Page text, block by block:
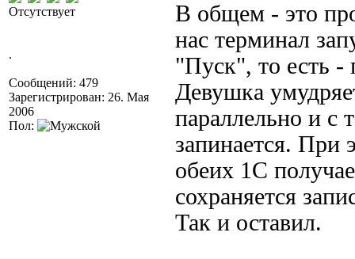
Отсутствует
.
Сообщений: 479
Зарегистрирован: 26. Мая
2006
Пол:
В общем - это
нас терминал
"Пуск", то есть -
Девушка
параллельно и с
запинается. При
обеих 1С
сохраняется
Так и оставил.